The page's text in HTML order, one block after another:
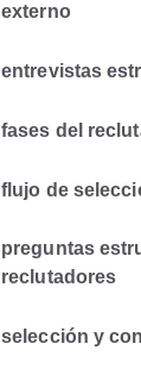
externo
entrevistas
fases del
flujo de
preguntas
reclutadores
selección y